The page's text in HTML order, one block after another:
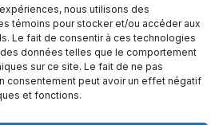
nous utilisons des
témoins pour stocker et/ou accéder aux
Le fait de consentir à ces technologies
données telles que le comportement
sur ce site. Le fait de ne pas
consentement peut avoir un effet négatif
et fonctions.